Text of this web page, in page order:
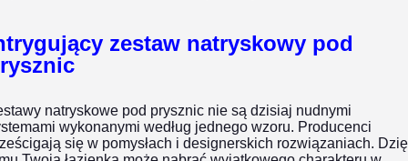
zestaw natryskowy pod
natryskowe pod prysznic nie są dzisiaj nudnymi
wykonanymi według jednego wzoru. Producenci
się w pomysłach i designerskich rozwiązaniach.